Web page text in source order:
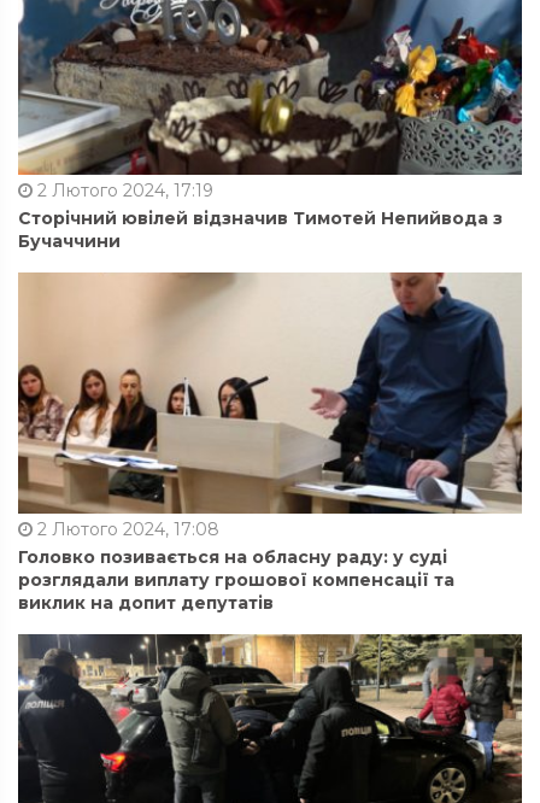
2 Лютого 2024, 17:19
Сторічний ювілей відзначив Тимотей Непийвода з
Бучаччини
2 Лютого 2024, 17:08
Головко позивається на обласну раду: у суді
розглядали виплату грошової компенсації та
виклик на допит депутатів